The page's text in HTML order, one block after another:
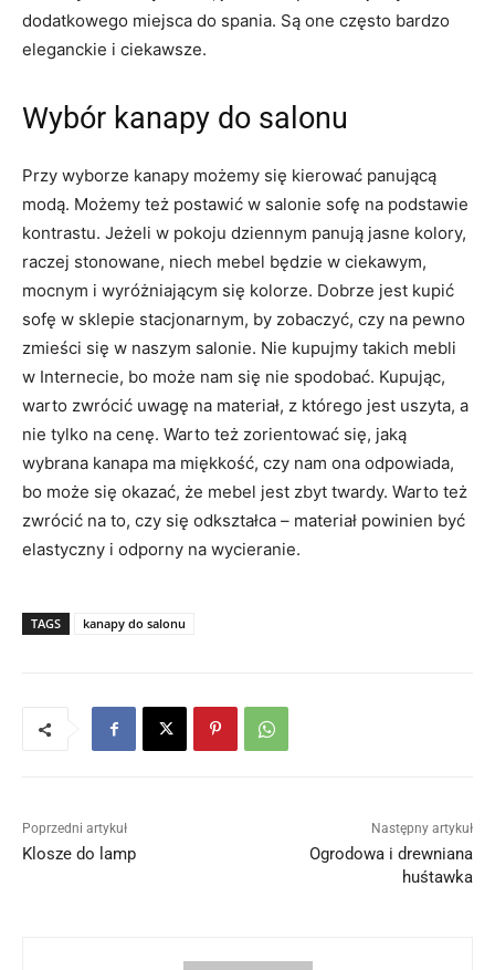
dodatkowego miejsca do spania. Są one często bardzo
eleganckie i ciekawsze.
Wybór kanapy do salonu
Przy wyborze kanapy możemy się kierować panującą
modą. Możemy też postawić w salonie sofę na podstawie
kontrastu. Jeżeli w pokoju dziennym panują jasne kolory,
raczej stonowane, niech mebel będzie w ciekawym,
mocnym i wyróżniającym się kolorze. Dobrze jest kupić
sofę w sklepie stacjonarnym, by zobaczyć, czy na pewno
zmieści się w naszym salonie. Nie kupujmy takich mebli
w Internecie, bo może nam się nie spodobać. Kupując,
warto zwrócić uwagę na materiał, z którego jest uszyta, a
nie tylko na cenę. Warto też zorientować się, jaką
wybrana kanapa ma miękkość, czy nam ona odpowiada,
bo może się okazać, że mebel jest zbyt twardy. Warto też
zwrócić na to, czy się odkształca – materiał powinien być
elastyczny i odporny na wycieranie.
TAGS kanapy do salonu
Poprzedni artykuł
Klosze do lamp
Następny artykuł
Ogrodowa i drewniana
huśtawka